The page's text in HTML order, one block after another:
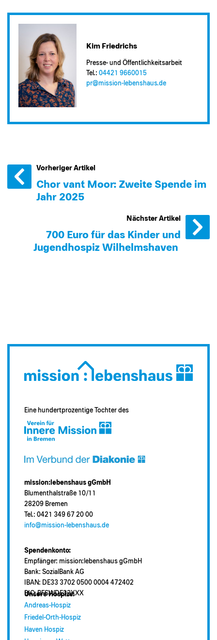
Kim Friedrichs
Presse- und Öffentlichkeitsarbeit
Tel.: 04421 9660015
pr@​mission-lebenshaus.de
Vorheriger Artikel
Chor van´t Moor: Zweite Spende im
Jahr 2025
Nächster Artikel
700 Euro für das Kinder und
Jugendhospiz Wilhelmshaven
Eine hundertprozentige Tochter des
mission:lebenshaus gGmbH
Blumenthalstraße 10/11
28209 Bremen
Tel.: 0421 349 67 20 00
info@mission-lebenshaus.de
Spendenkonto:
Empfänger: mission:lebenshaus gGmbH
Bank: SozialBank AG
IBAN: DE33 3702 0500 0004 472402
BIC: BFSWDE33XXX
Unsere Hospize:
Andreas-Hospiz
Friedel-Orth-Hospiz
Haven Hospiz